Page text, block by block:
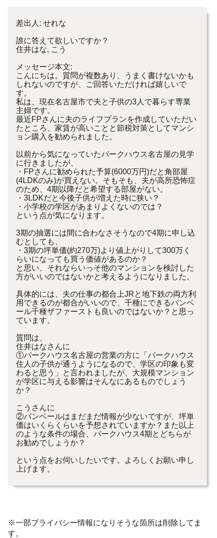
差出人: せれな
誰に答えて欲しいですか？
住井はな, こう
メッセージ本文:
こんにちは。質問が複数あり、うまく書けないかも
しれないのですが、ご回答いただければ嬉しいで
す。
私は 、現在名古屋市で夫と子供の3人で暮らす専業
主婦です。
最近FPさんに夫のライフプランを作成していただい
たところ、家賃が高いことと節税対策としてマンシ
ョン購入を勧められました。
以前から気になっていたパークハウス名古屋の見学
に行きましたが
・FPさんに勧められた予算(6000万円)だと角部屋
(4LDKのみ)が買え ない。そもそも、夫が高所恐怖症
のため、4期以降だと希望する部屋がない。
・3LDKだと今後子供が増えた時に狭い？
・小学校の学区があまりよく ないのでは ？
という点が気にな ります。
3期の抽選には間に合わなさそう なので4期に申し込
むとしても、
・3期の坪単価(約270万)より値上がりして300万く
らいになっても買う価値があるのか？
と思い、それならいっそ他のマンションを検討した
方がいいのではないかと考えるようにな りました。
具体的には 、夫の仕事の都合上JRと地下鉄の両方利
用できるのが都合がいいので、千種にできるバンベ
ール千種ザファーストも良いのではないか？と思っ
ています。
質問は
住井はなさんに
①パークハウス名古屋の営業の方に「パークハウス
住 人の子供が通 うようになるので、学区の印象も変
わると思う」
と言われましたが、大規模マンション
が学区に与える影響はそんなにあるものでしょう
か？
こうさんに
②バンベールは まだまだ情報が少ないですが、坪単
価はいくらくらいを予想されていますか？また以上
のよう な条件の場合、パークハウス4期とどちらが
お勧めでしょうか？
という点をお伺いしたいです。よろしくお願い申し
上げます。
※一部プライバシー情報になりそうな箇所は削除してま
す。